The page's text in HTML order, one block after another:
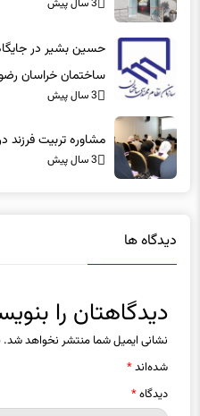
3 سال پیش
حسین بشیر در
ساختمان خراسان
3 سال پیش
مشاوره تربیت فرزند
3 سال پیش
دیدگاه ها
دیدگاهتان را
نشانی ایمیل شما منتشر نخواهد شد.
شده‌اند*
دیدگاه*